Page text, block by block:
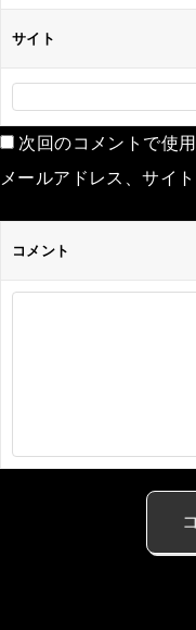
サイト
次回のコメントで使
メールアドレス、サイ
コメント